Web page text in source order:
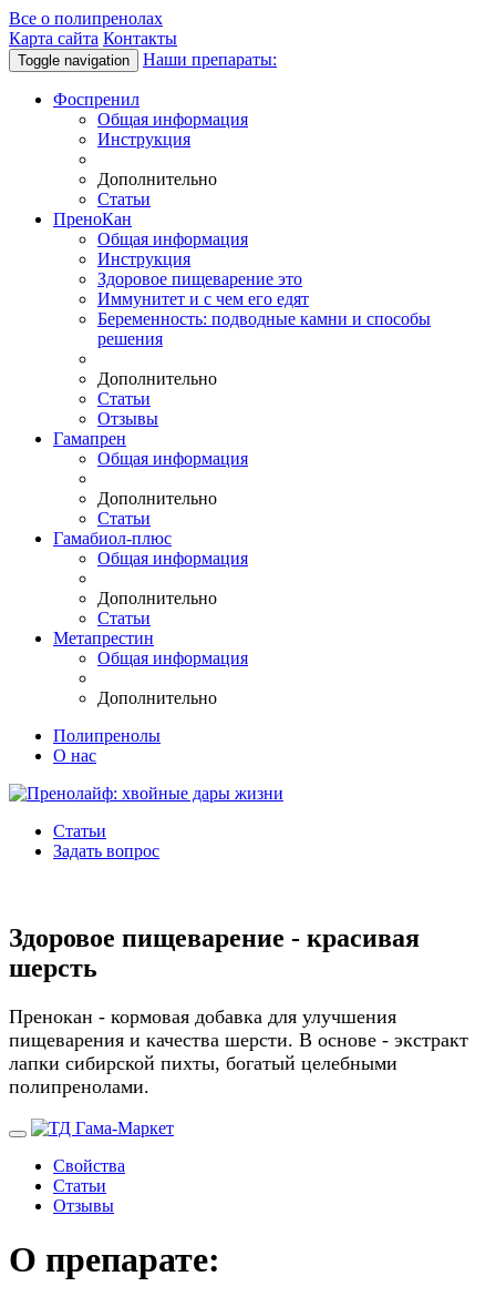
Все о полипренолах
Карта сайта Контакты
Toggle navigation Наши препараты:
Фоспренил
Общая информация
Инструкция
Дополнительно
Статьи
ПреноКан
Общая информация
Инструкция
Здоровое пищеварение это
Иммунитет и с чем его едят
Беременность: подводные камни и способы
решения
Дополнительно
Статьи
Отзывы
Гамапрен
Общая информация
Дополнительно
Статьи
Гамабиол-плюс
Общая информация
Дополнительно
Статьи
Метапрестин
Общая информация
Дополнительно
Полипренолы
О нас
Статьи
Задать вопрос
Здоровое пищеварение - красивая
шерсть
Пренокан - кормовая добавка для улучшения
пищеварения и качества шерсти. В основе - экстракт
лапки сибирской пихты, богатый целебными
полипренолами.
Свойства
Статьи
Отзывы
О препарате: